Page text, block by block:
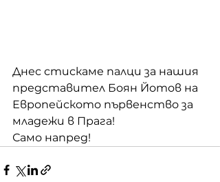
Днес стискаме палци за нашия
представител Боян Йотов на
Европейското първенство за
младежи в Прага!
Само напред!